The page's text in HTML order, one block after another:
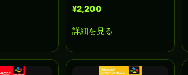
¥2,200
詳細を見る